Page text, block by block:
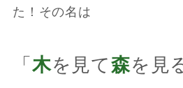
た！その名は
「 木を見て森を見